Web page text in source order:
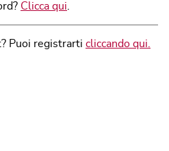
Clicca qui
Puoi registrarti cliccando qui.